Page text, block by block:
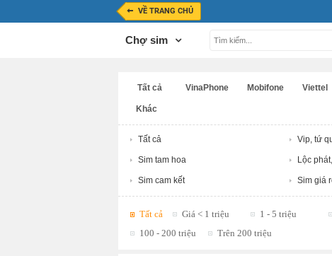
VỀ TRANG CHỦ
Chợ sim
Tất cả VinaPhone Mobifone Viettel
Khác
Tất cả Vip, tứ
Sim tam hoa Lộc
Sim cam kết Sim giá
Tất cả Giá < 1 triệu 1 - 5 triệu
100 - 200 triệu
Trên 200 triệu